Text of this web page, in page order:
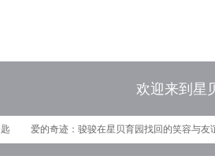
欢迎来到星
爱的奇迹：骏骏在星贝育园找回的笑容与友谊